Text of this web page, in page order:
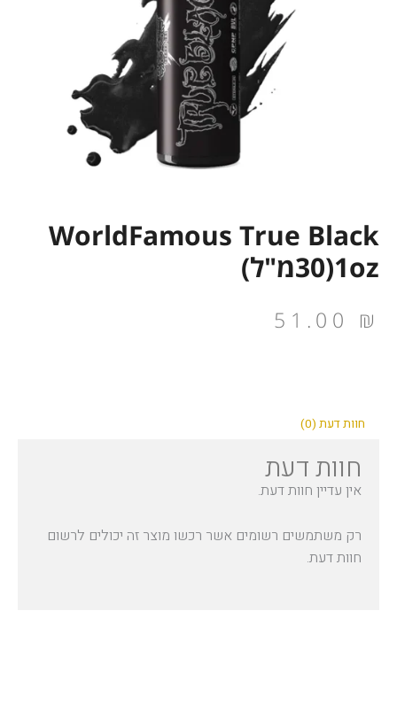
WorldFamous True Black
1oz(30מ"ל)
51.00 ₪
חוות דעת (0)
חוות דעת
אין עדיין חוות דעת.
רק משתמשים רשומים אשר רכשו מוצר זה יכולים לרשום
חוות דעת.